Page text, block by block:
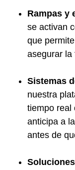
Rampas y
se activan
que
asegurar la
Sistemas
nuestra
tiempo real
anticipa a
antes de